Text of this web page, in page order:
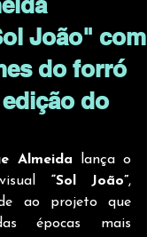
João" com
do forró
do
Almeida lança o
“Sol João”,
ao projeto que
épocas mais